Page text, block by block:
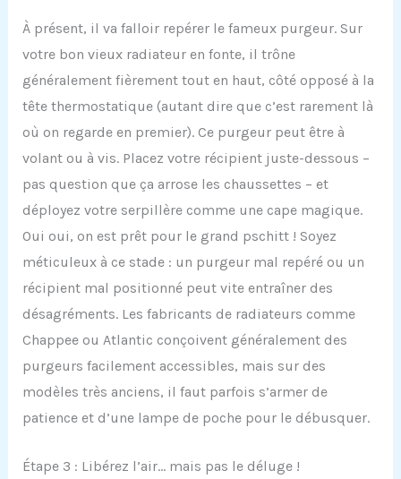
À présent, il va falloir repérer le fameux purgeur. Sur
votre bon vieux radiateur en fonte, il trône
généralement fièrement tout en haut, côté opposé à la
tête thermostatique (autant dire que c’est rarement là
où on regarde en premier). Ce purgeur peut être à
volant ou à vis. Placez votre récipient juste-dessous –
pas question que ça arrose les chaussettes – et
déployez votre serpillère comme une cape magique.
Oui oui, on est prêt pour le grand pschitt ! Soyez
méticuleux à ce stade : un purgeur mal repéré ou un
récipient mal positionné peut vite entraîner des
désagréments. Les fabricants de radiateurs comme
Chappee ou Atlantic conçoivent généralement des
purgeurs facilement accessibles, mais sur des
modèles très anciens, il faut parfois s’armer de
patience et d’une lampe de poche pour le débusquer.
Étape 3 : Libérez l’air… mais pas le déluge !